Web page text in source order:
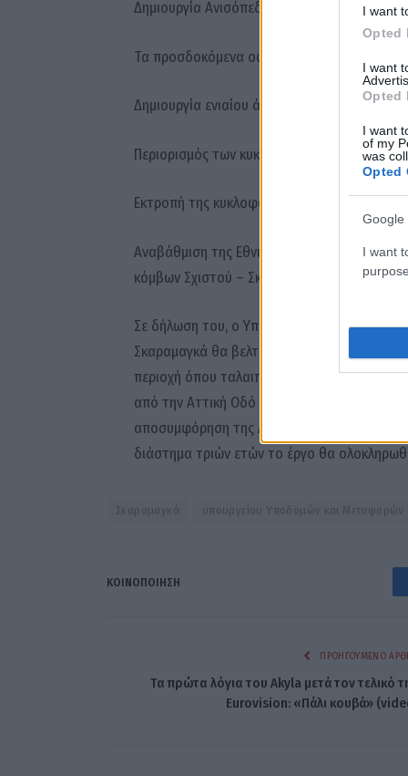
I want
Opted
I want
Opted
I want
of my
was
Opted
Google
I want
Δημιουργία Ανισόπεδου Κόμβου Ναυπηγείων.
Τα προσδοκόμενα οφέλη είναι:
Δημιουργία ενιαίου άξονα Λεωφόρου Σχιστού
Περιορισμός των κυκλοφοριακών
Εκτροπή της κυκλοφορίας από τη Λεωφόρο
Αναβάθμιση της Εθνικής Οδού Αθηνών –
κόμβων Σχιστού – Σκαραμαγκά.
Σε δήλωση του, ο Υπουργός Υποδομών και
Σκαραμαγκά θα βελτιώσει την οδική
περιοχή όπου ταλαιπωρούνται καθημερινά
από την Αττική Οδό προς τον Πειραιά και
αποσυμφόρηση της Λεωφόρου Κηφισού.
διάστημα τριών ετών το έργο θα
Σκαραμαγκά υπουργείου Υποδομών και Μεταφορών
ΚΟΙΝΟΠΟΊΗΣΗ
ΠΡΟΗΓΟΎΜΕΝΟ
Τα πρώτα λόγια του Akyla μετά τον τελικό
Eurovision: «Πάλι κουβά»